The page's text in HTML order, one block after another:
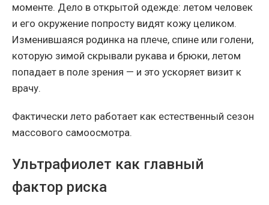
моменте. Дело в открытой одежде: летом человек
и его окружение попросту видят кожу целиком.
Изменившаяся родинка на плече, спине или голени,
которую зимой скрывали рукава и брюки, летом
попадает в поле зрения — и это ускоряет визит к
врачу.
Фактически лето работает как естественный сезон
массового самоосмотра.
Ультрафиолет как главный
фактор риска